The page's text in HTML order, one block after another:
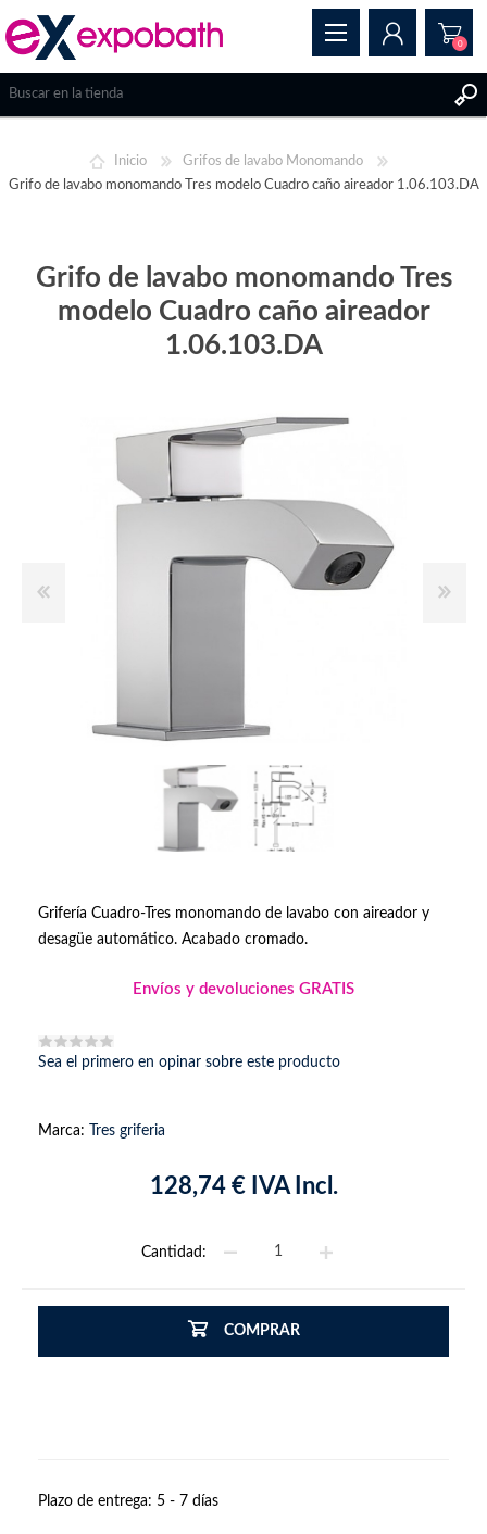
INICIAR SESIÓN
0
Inicio
Grifos de lavabo Monomando
Grifo de lavabo monomando Tres modelo Cuadro caño aireador 1.06.103.DA
Grifo de lavabo monomando Tres
modelo Cuadro caño aireador
1.06.103.DA
Grifería Cuadro-Tres monomando de lavabo con aireador y
desagüe automático. Acabado cromado.
Envíos y devoluciones GRATIS
Sea el primero en opinar sobre este producto
Marca: Tres griferia
128,74 € IVA Incl.
Cantidad:
COMPRAR
Plazo de entrega: 5 - 7 días